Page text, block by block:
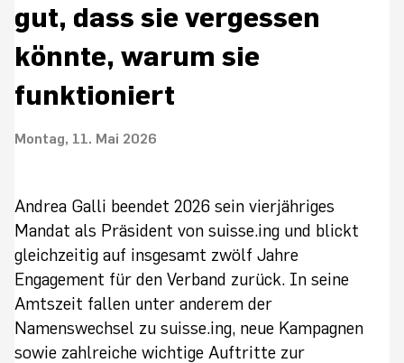
gut, dass sie vergessen
könnte, warum sie
funktioniert
Montag, 11. Mai 2026
Andrea Galli beendet 2026 sein vierjähriges
Mandat als Präsident von suisse.ing und blickt
gleichzeitig auf insgesamt zwölf Jahre
Engagement für den Verband zurück. In seine
Amtszeit fallen unter anderem der
Namenswechsel zu suisse.ing, neue Kampagnen
sowie zahlreiche wichtige Auftritte zur